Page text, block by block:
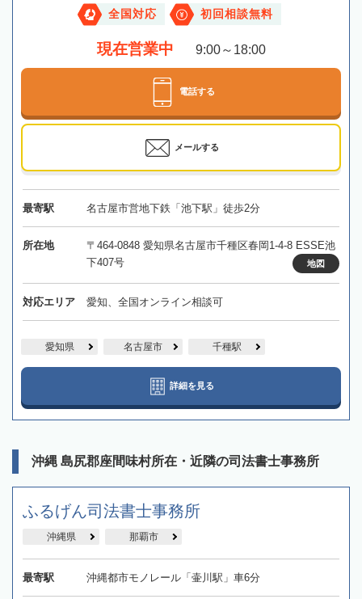
全国対応 初回相談無料
現在営業中 9:00～18:00
電話する
メールする
最寄駅 名古屋市営地下鉄「池下駅」徒歩2分
所在地
〒464-0848 愛知県名古屋市千種区春岡1-4-8 ESSE池
下407号
地図
対応エリア 愛知、全国オンライン相談可
愛知県 名古屋市 千種駅
詳細を見る
沖縄 島尻郡座間味村所在・近隣の司法書士事務所
ふるげん司法書士事務所
沖縄県 那覇市
最寄駅 沖縄都市モノレール「壷川駅」車6分